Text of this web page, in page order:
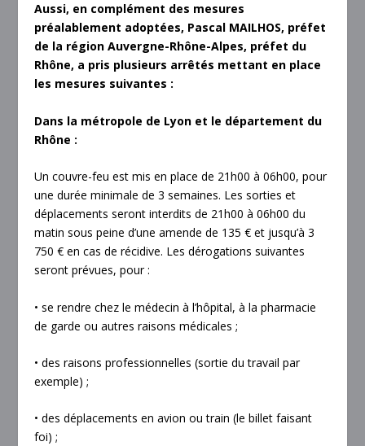
Aussi, en complément des mesures
préalablement adoptées, Pascal MAILHOS, préfet
de la région Auvergne-Rhône-Alpes, préfet du
Rhône, a pris plusieurs arrêtés mettant en place
les mesures suivantes :
Dans la métropole de Lyon et le département du
Rhône :
Un couvre-feu est mis en place de 21h00 à 06h00, pour
une durée minimale de 3 semaines. Les sorties et
déplacements seront interdits de 21h00 à 06h00 du
matin sous peine d’une amende de 135 € et jusqu’à 3
750 € en cas de récidive. Les dérogations suivantes
seront prévues, pour :
• se rendre chez le médecin à l’hôpital, à la pharmacie
de garde ou autres raisons médicales ;
• des raisons professionnelles (sortie du travail par
exemple) ;
• des déplacements en avion ou train (le billet faisant
foi) ;